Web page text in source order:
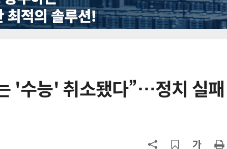
'수능' 취소됐다”…정치 실패
6
19세 공주도 입대…덴마크, 국방력
엔비디아, HBM 독주 흔들”